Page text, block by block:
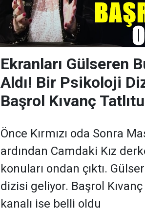
Ekranları Gülseren
Aldı! Bir Psikoloji
Başrol Kıvanç
Önce Kırmızı oda Sonra
ardından Camdaki Kız
konuları ondan çıktı.
dizisi geliyor. Başrol
kanalı ise belli oldu